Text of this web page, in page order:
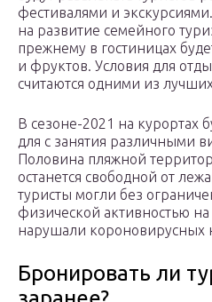
фестивалями и
на развитие семейного
прежнему в гостиницах
и фруктов. Условия для
считаются одними из
В сезоне-2021 на курортах
для с занятия различными
Половина пляжной
останется свободной от
туристы могли без
физической активностью
нарушали короновирусных
Бронировать ли